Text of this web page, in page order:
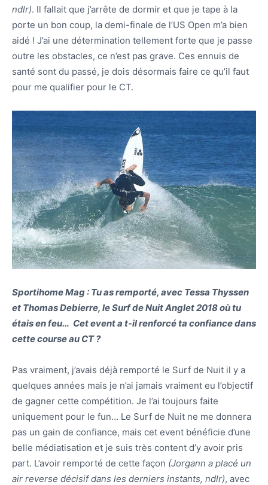
ndlr). Il fallait que j’arrête de dormir et que je tape à la
porte un bon coup, la demi-finale de l’US Open m’a bien
aidé ! J’ai une détermination tellement forte que je passe
outre les obstacles, ce n’est pas grave. Ces ennuis de
santé sont du passé, je dois désormais faire ce qu’il faut
pour me qualifier pour le CT.
Sportihome Mag : Tu as remporté, avec Tessa Thyssen
et Thomas Debierre, le Surf de Nuit Anglet 2018 où tu
étais en feu… Cet event a t-il renforcé ta confiance dans
cette course au CT ?
Pas vraiment, j’avais déjà remporté le Surf de Nuit il y a
quelques années mais je n’ai jamais vraiment eu l’objectif
de gagner cette compétition. Je l’ai toujours faite
uniquement pour le fun… Le Surf de Nuit ne me donnera
pas un gain de confiance, mais cet event bénéficie d’une
belle médiatisation et je suis très content d’y avoir pris
part. L’avoir remporté de cette façon (Jorgann a placé un
air reverse décisif dans les derniers instants, ndlr), avec